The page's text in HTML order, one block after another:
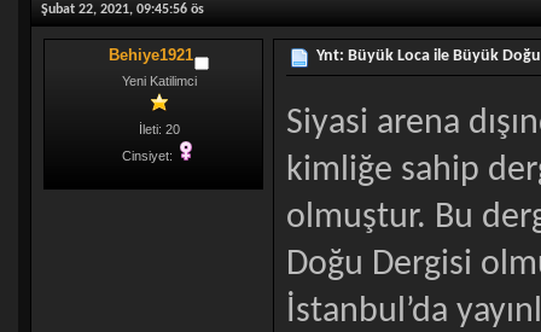
Şubat 22, 2021, 09:45:56 ös
Behiye1921
Yeni Katilimci
İleti: 20
Cinsiyet:
Ynt: Büyük Loca ile Büyük Doğu
Siyasi arena
kimliğe sahip
olmuştur. Bu
Doğu Dergisi
İstanbul’da